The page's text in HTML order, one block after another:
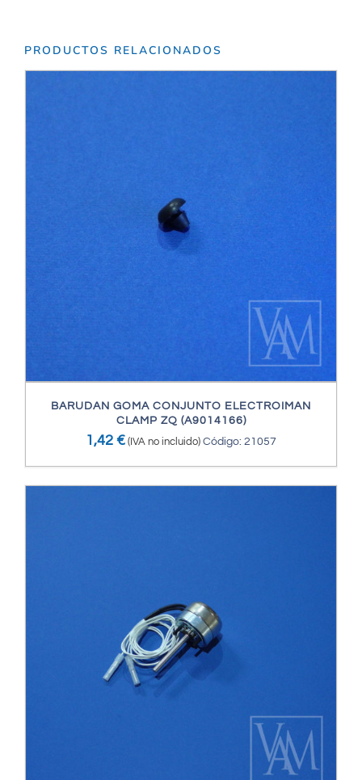
PRODUCTOS RELACIONADOS
BARUDAN GOMA CONJUNTO ELECTROIMAN
CLAMP ZQ (A9014166)
1,42 € (IVA no incluido) Código: 21057